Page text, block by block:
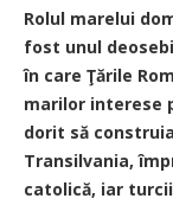
Rolul marelui
fost unul
în care Ţările
marilor interese
dorit să
Transilvania,
catolică, iar